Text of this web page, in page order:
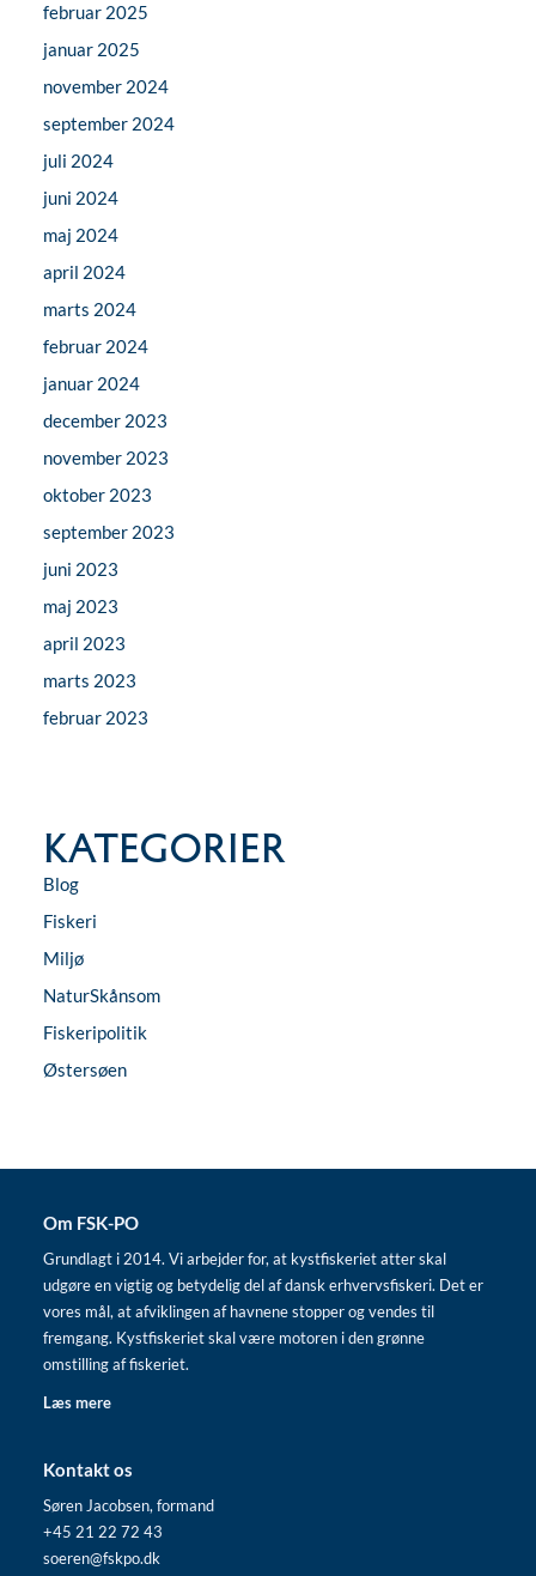
februar 2025
januar 2025
november 2024
september 2024
juli 2024
juni 2024
maj 2024
april 2024
marts 2024
februar 2024
januar 2024
december 2023
november 2023
oktober 2023
september 2023
juni 2023
maj 2023
april 2023
marts 2023
februar 2023
Kategorier
Blog
Fiskeri
Miljø
NaturSkånsom
Fiskeripolitik
Østersøen
Om FSK-PO
Grundlagt i 2014. Vi arbejder for, at kystfiskeriet atter skal
udgøre en vigtig og betydelig del af dansk erhvervsfiskeri. Det er
vores mål, at afviklingen af havnene stopper og vendes til
fremgang. Kystfiskeriet skal være motoren i den grønne
omstilling af fiskeriet.
Læs mere
Kontakt os
Søren Jacobsen, formand
+45 21 22 72 43
soeren@fskpo.dk